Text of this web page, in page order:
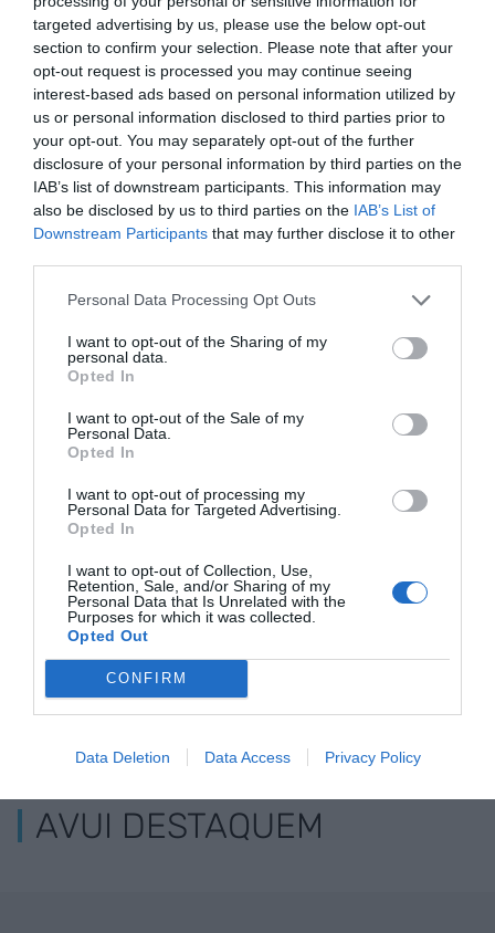
targeted advertising by us, please use the below opt-out
section to confirm your selection. Please note that after your
opt-out request is processed you may continue seeing
interest-based ads based on personal information utilized by
us or personal information disclosed to third parties prior to
your opt-out. You may separately opt-out of the further
disclosure of your personal information by third parties on the
IAB’s list of downstream participants. This information may
also be disclosed by us to third parties on the IAB’s List of
Downstream Participants that may further disclose it to other
Personal Data Processing Opt Outs
I want to opt-out of the Sharing of my
personal data.
Opted In
I want to opt-out of the Sale of my
Personal Data.
Opted In
I want to opt-out of processing my
Personal Data for Targeted Advertising.
Opted In
I want to opt-out of Collection, Use,
Retention, Sale, and/or Sharing of my
Personal Data that Is Unrelated with the
Purposes for which it was collected.
Opted Out
CONFIRM
Data Deletion Data Access Privacy Policy
RELACIONADES
Vendre pisos a cop
de clic
Housfy tanca la
tercera ronda de
milions d'euros
Bwom i
entre les 11
del South
ELS MÉS LLEGITS
AVUI DESTAQUEM